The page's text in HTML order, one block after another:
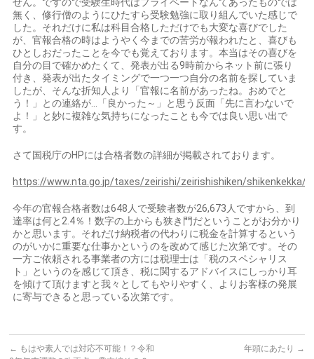
無く、修行僧のようにひたすら受験勉強に取り組んでいた感じで
した。それだけに私は科目合格しただけでも大変な喜びでした
が、官報合格の時はようやく今までの苦労が報われたと、喜びも
ひとしおだったことを今でも覚えております。本当はその喜びを
自分の目で確かめたくて、発表が出る9時前からネット前に張り
付き、発表が出たタイミングで一つ一つ自分の名前を探していま
したが、そんな折知人より「官報に名前があったね。おめでと
う！」との連絡が…「良かった～」と思う反面「先に言わないで
よ！」と妙に複雑な気持ちになったことも今では良い思い出で
す。
さて国税庁のHPには合格者数の詳細が掲載されております。
https://www.nta.go.jp/taxes/zeirishi/zeirishishiken/shikenkekka/
今年の官報合格者数は648人で受験者数が26,673人ですから、到
達率は何と2.4％！数字の上からも狭き門だということがお分かり
かと思います。それだけ納税者の代わりに税金を計算するという
のがいかに重要な仕事かというのを改めて感じた次第です。その
一方ご依頼される事業者の方には税理士は「税のスペシャリス
ト」というのを感じて頂き、税に関するアドバイスにしっかり耳
を傾けて頂けますと我々としてもやりやすく、よりお客様の発展
に寄与できると思っている次第です。
← もはや素人では対応不可能！？令和
年頭にあたり →